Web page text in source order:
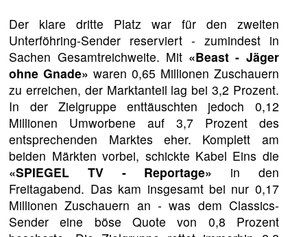
Der klare dritte Platz war für den zweiten
Unterföhring-Sender reserviert - zumindest in
Sachen Gesamtreichweite. Mit «Beast - Jäger
ohne Gnade» waren 0,65 Millionen Zuschauern
zu erreichen, der Marktanteil lag bei 3,2 Prozent.
In der Zielgruppe enttäuschten jedoch 0,12
Millionen Umworbene auf 3,7 Prozent des
entsprechenden Marktes eher. Komplett am
beiden Märkten vorbei, schickte Kabel Eins die
«SPIEGEL TV - Reportage» in den
Freitagabend. Das kam insgesamt bei nur 0,17
Millionen Zuschauern an - was dem Classics-
Sender eine böse Quote von 0,8 Prozent